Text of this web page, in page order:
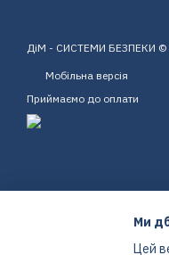
ДіМ - СИСТЕМИ БЕЗПЕКИ ©
Мобільна версія
Приймаємо до оплати
Ми
Цей